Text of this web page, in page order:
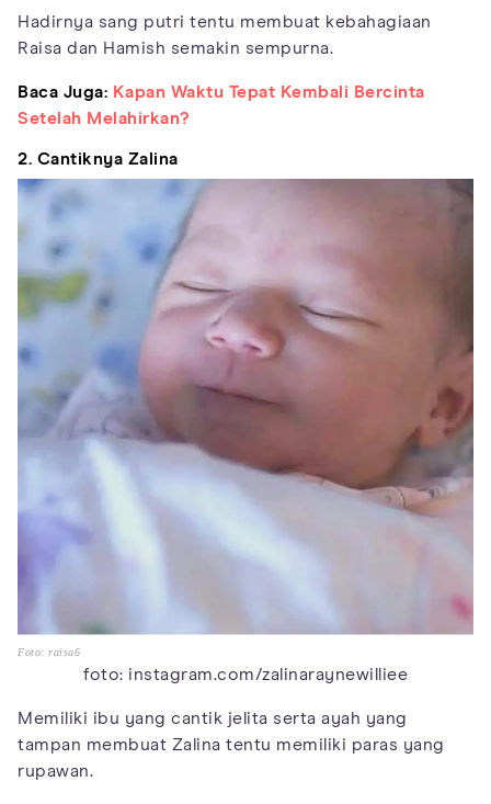
Hadirnya sang putri tentu membuat kebahagiaan
Raisa dan Hamish semakin sempurna.
Baca Juga: Kapan Waktu Tepat Kembali Bercinta
Setelah Melahirkan?
2. Cantiknya Zalina
Foto: raisa6
foto: instagram.com/zalinaraynewilliee
Memiliki ibu yang cantik jelita serta ayah yang
tampan membuat Zalina tentu memiliki paras yang
rupawan.